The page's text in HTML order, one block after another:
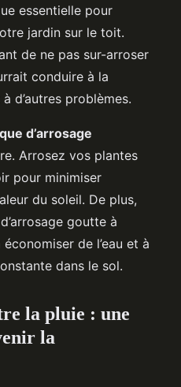
essentielle pour
jardin sur le toit.
de ne pas sur-arroser
conduire à la
d’autres problèmes.
d’arrosage
Arrosez vos plantes
pour minimiser
du soleil. De plus,
goutte à
de l’eau et à
dans le sol.
la pluie : une
la